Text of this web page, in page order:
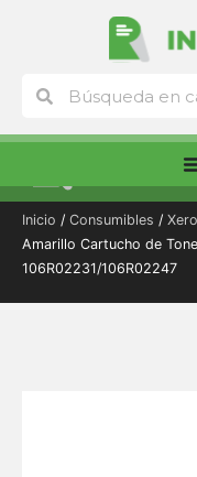
Buscar
Inicio / Consumibles /
Amarillo Cartucho de
106R02231/106R02247